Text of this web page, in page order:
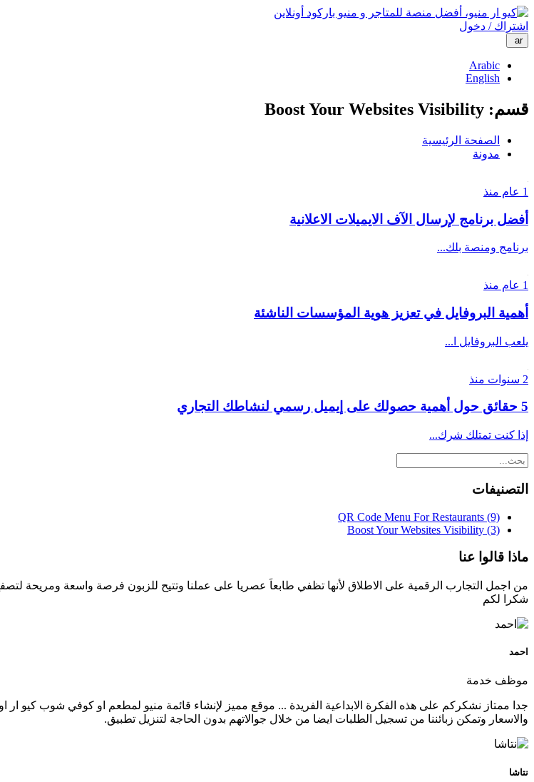
اشتراك / دخول
ar
Arabic
English
قسم: Boost Your Websites Visibility
الصفحة الرئيسية
مدونة
1 عام منذ
أفضل برنامج لإرسال الآف الايميلات الاعلانية
برنامج ومنصة بلك...
1 عام منذ
أهمية البروفايل في تعزيز هوية المؤسسات الناشئة
يلعب البروفايل ا...
2 سنوات منذ
5 حقائق حول أهمية حصولك على إيميل رسمي لنشاطك التجاري
إذا كنت تمتلك شرك...
التصنيفات
QR Code Menu For Restaurants (9)
Boost Your Websites Visibility (3)
ماذا قالوا عنا
من اجمل التجارب الرقمية على الاطلاق لأنها تظفي طابعاَ عصريا على عملنا وتتيح للزبون فرصة واسعة ومريحة
شكرا لكم
احمد
موظف خدمة
جدا ممتاز نشكركم على هذه الفكرة الابداعية الفريدة ... موقع مميز لإنشاء قائمة منيو لمطعم او كوفي شوب كيو ار
والاسعار وتمكن زبائننا من تسجيل الطلبات ايضا من خلال جوالاتهم بدون الحاجة لتنزيل تطبيق.
نتاشا